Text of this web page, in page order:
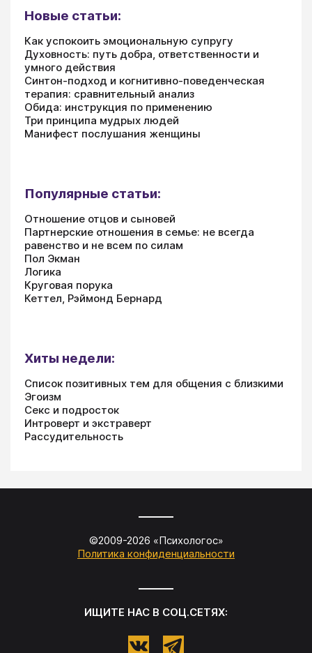
Новые статьи:
Как успокоить эмоциональную супругу
Духовность: путь добра, ответственности и
умного действия
Синтон-подход и когнитивно-поведенческая
терапия: сравнительный анализ
Обида: инструкция по применению
Три принципа мудрых людей
Манифест послушания женщины
Популярные статьи:
Отношение отцов и сыновей
Партнерские отношения в семье: не всегда
равенство и не всем по силам
Пол Экман
Логика
Круговая порука
Кеттел, Рэймонд Бернард
Хиты недели:
Список позитивных тем для общения с близкими
Эгоизм
Секс и подросток
Интроверт и экстраверт
Рассудительность
©2009-2026 «Психологос»
Политика конфиденциальности
ИЩИТЕ НАС В СОЦ.СЕТЯХ: